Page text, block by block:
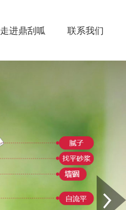
走进鼎刮呱 联系我们
Next